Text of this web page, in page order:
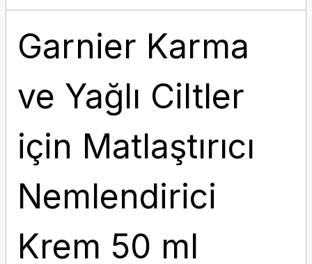
Garnier Karma
ve Yağlı Ciltler
için Matlaştırıcı
Nemlendirici
Krem 50 ml